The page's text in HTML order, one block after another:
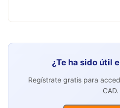
¿Te ha sido útil
Regístrate gratis para
CAD.